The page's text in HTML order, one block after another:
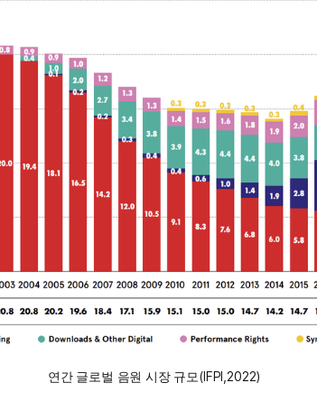
연간 글로벌 음원 시장 규모(IFPI,2022)